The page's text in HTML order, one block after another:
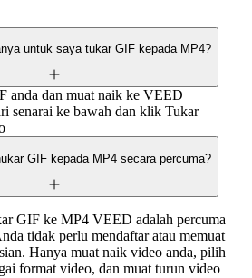
untuk saya tukar GIF kepada MP4?
anda dan muat naik ke VEED
senarai ke bawah dan klik Tukar
GIF kepada MP4 secara percuma?
GIF ke MP4 VEED adalah percuma
tidak perlu mendaftar atau memuat
Hanya muat naik video anda, pilih
format video, dan muat turun video